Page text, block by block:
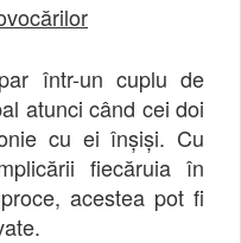
într-un cuplu de
atunci când cei doi
cu ei înșiși. Cu
fiecăruia în
acestea pot fi